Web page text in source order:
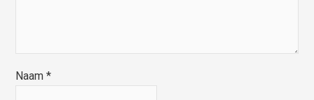
Naam*